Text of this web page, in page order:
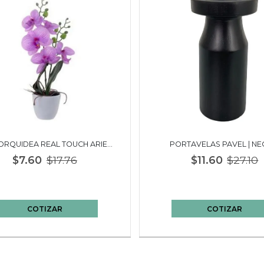
REAL TOUCH ARIEL |
$7.60 $17.76
COTIZAR
PORTAVELAS PAVEL |
$11.60 $27.10
COTIZAR